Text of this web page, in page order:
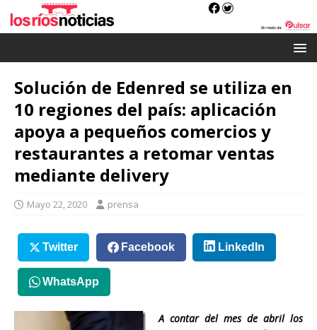
Solución de Edenred se utiliza en
10 regiones del país: aplicación
apoya a pequeños comercios y
restaurantes a retomar ventas
mediante delivery
Mayo 22, 2020 prensa
Twitter Facebook LinkedIn
WhatsApp
A contar del mes de abril los